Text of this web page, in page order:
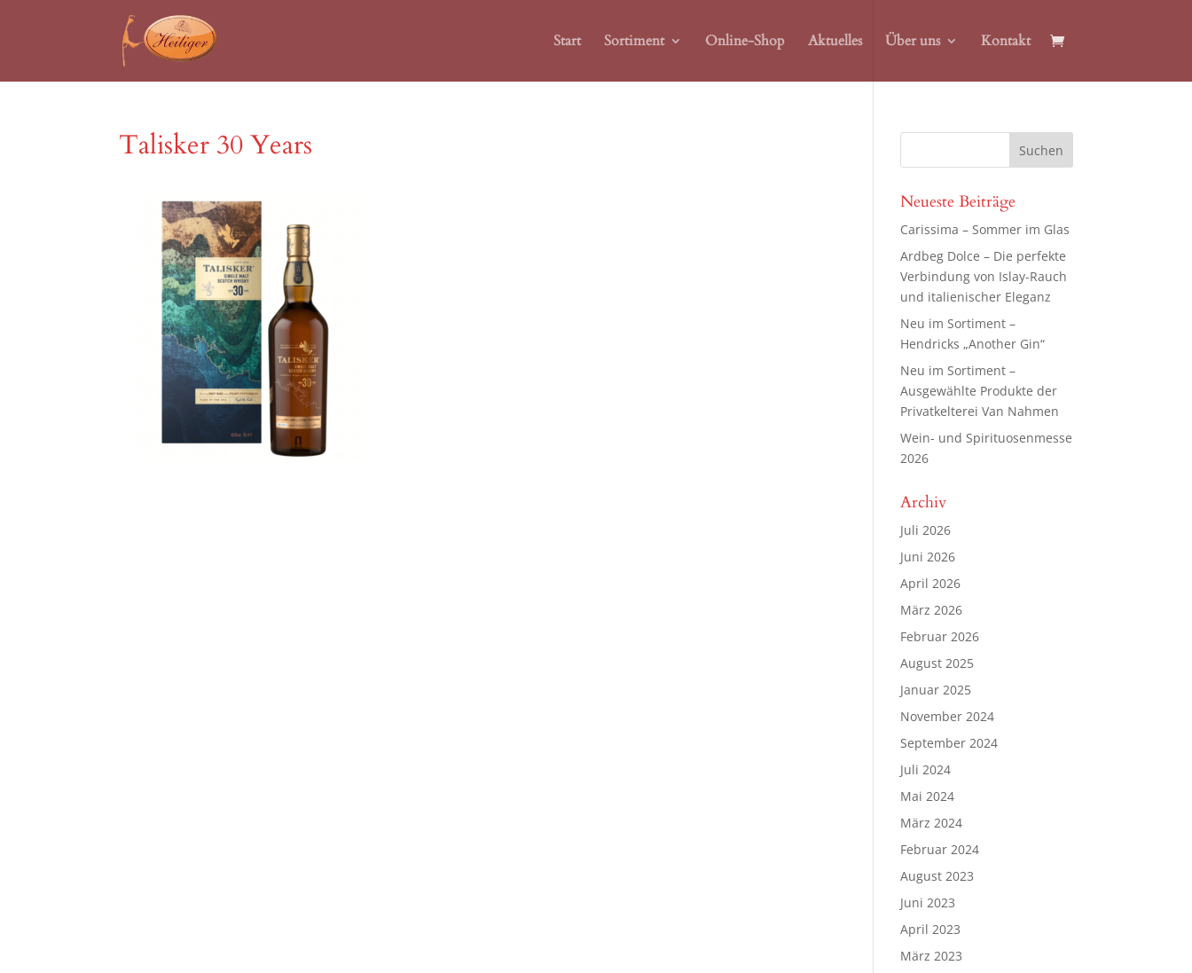
Start Sortiment Online-Shop Aktuelles Über uns Kontakt
Talisker 30 Years
Neueste Beiträge
Carissima – Sommer im Glas
Ardbeg Dolce – Die perfekte
Verbindung von Islay-Rauch
und italienischer Eleganz
Neu im Sortiment –
Hendricks „Another Gin“
Neu im Sortiment –
Ausgewählte Produkte der
Privatkelterei Van Nahmen
Wein- und Spirituosenmesse
2026
Archiv
Juli 2026
Juni 2026
April 2026
März 2026
Februar 2026
August 2025
Januar 2025
November 2024
September 2024
Juli 2024
Mai 2024
März 2024
Februar 2024
August 2023
Juni 2023
April 2023
März 2023